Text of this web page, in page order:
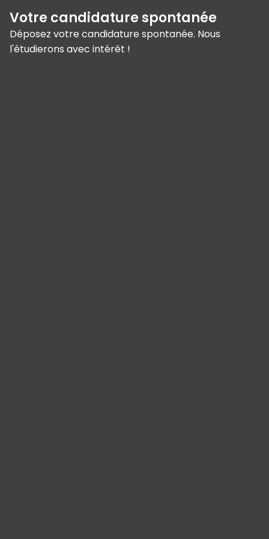
Votre candidature spontanée
Déposez votre candidature spontanée. Nous
l'étudierons avec intérêt !